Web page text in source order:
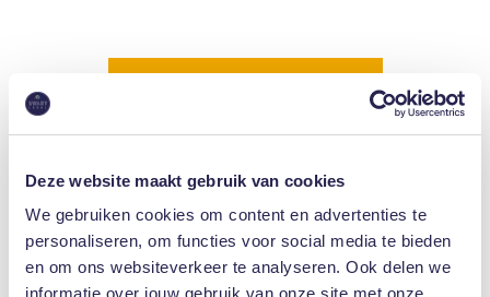
Deze website maakt gebruik van cookies
We gebruiken cookies om content en advertenties te
personaliseren, om functies voor social media te bieden
en om ons websiteverkeer te analyseren. Ook delen we
informatie over jouw gebruik van onze site met onze